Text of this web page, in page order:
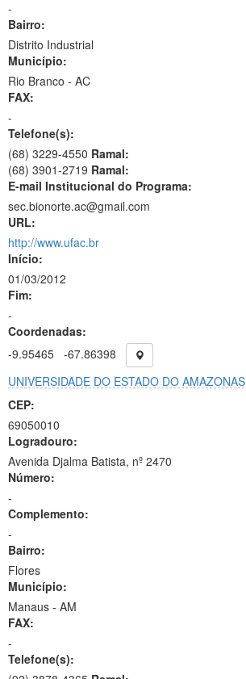
-
Bairro:
Distrito Industrial
Município:
Rio Branco - AC
FAX:
-
Telefone(s):
(68) 3229-4550 Ramal:
(68) 3901-2719 Ramal:
E-mail Institucional do Programa:
sec.bionorte.ac@gmail.com
URL:
http://www.ufac.br
Início:
01/03/2012
Fim:
-
Coordenadas:
-9.95465 -67.86398
UNIVERSIDADE DO ESTADO DO AMAZONAS
CEP:
69050010
Logradouro:
Avenida Djalma Batista, nº 2470
Número:
-
Complemento:
-
Bairro:
Flores
Município:
Manaus - AM
FAX:
-
Telefone(s):